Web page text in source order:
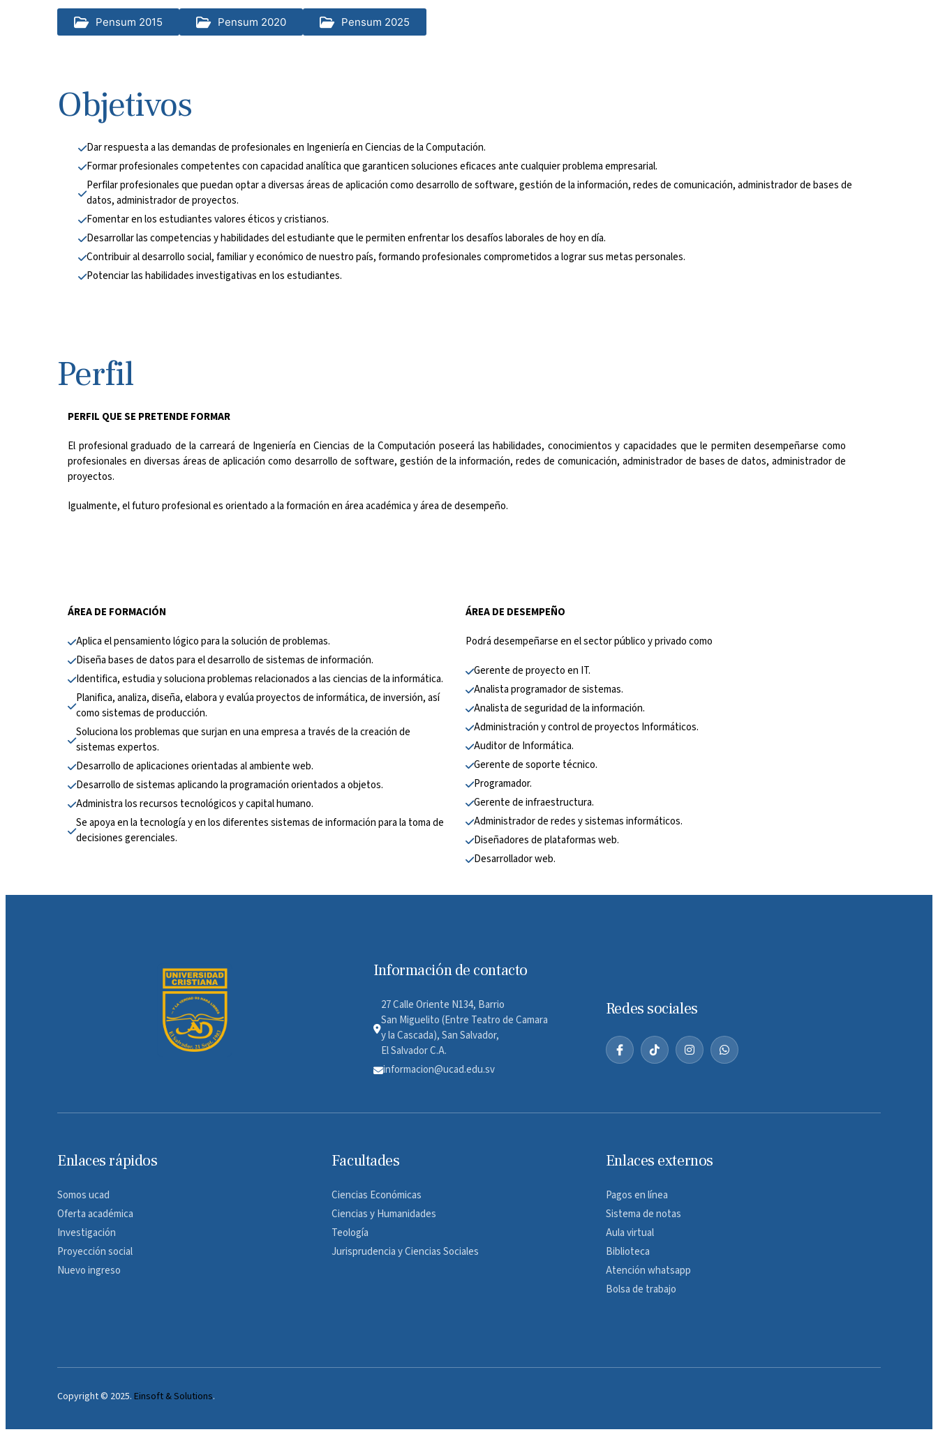
Pensum 2015 Pensum 2020 Pensum 2025
Objetivos
Dar respuesta a las demandas de profesionales en Ingeniería en Ciencias de la Computación.
Formar profesionales competentes con capacidad analítica que garanticen soluciones eficaces ante cualquier problema empresarial.
Perfilar profesionales que puedan optar a diversas áreas de aplicación como desarrollo de software, gestión de la información, redes de comunicación, administrador de bases de
datos, administrador de proyectos.
Fomentar en los estudiantes valores éticos y cristianos.
Desarrollar las competencias y habilidades del estudiante que le permiten enfrentar los desafíos laborales de hoy en día.
Contribuir al desarrollo social, familiar y económico de nuestro país, formando profesionales comprometidos a lograr sus metas personales.
Potenciar las habilidades investigativas en los estudiantes.
Perfil
PERFIL QUE SE PRETENDE FORMAR
El profesional graduado de la carreará de Ingeniería en Ciencias de la Computación poseerá las habilidades, conocimientos y capacidades que le permiten desempeñarse como
profesionales en diversas áreas de aplicación como desarrollo de software, gestión de la información, redes de comunicación, administrador de bases de datos, administrador de
proyectos.
Igualmente, el futuro profesional es orientado a la formación en área académica y área de desempeño.
ÁREA DE FORMACIÓN
Aplica el pensamiento lógico para la solución de problemas.
Diseña bases de datos para el desarrollo de sistemas de información.
Identifica, estudia y soluciona problemas relacionados a las ciencias de la informática.
Planifica, analiza, diseña, elabora y evalúa proyectos de informática, de inversión, así
como sistemas de producción.
Soluciona los problemas que surjan en una empresa a través de la creación de
sistemas expertos.
Desarrollo de aplicaciones orientadas al ambiente web.
Desarrollo de sistemas aplicando la programación orientados a objetos.
Administra los recursos tecnológicos y capital humano.
Se apoya en la tecnología y en los diferentes sistemas de información para la toma de
decisiones gerenciales.
ÁREA DE DESEMPEÑO
Podrá desempeñarse en el sector público y privado como
Gerente de proyecto en IT.
Analista programador de sistemas.
Analista de seguridad de la información.
Administración y control de proyectos Informáticos.
Auditor de Informática.
Gerente de soporte técnico.
Programador.
Gerente de infraestructura.
Administrador de redes y sistemas informáticos.
Diseñadores de plataformas web.
Desarrollador web.
Información de contacto
27 Calle Oriente N134, Barrio
San Miguelito (Entre Teatro de Camara
y la Cascada), San Salvador,
El Salvador C.A.
informacion@ucad.edu.sv
Redes sociales
Enlaces rápidos
Somos ucad
Oferta académica
Investigación
Proyección social
Nuevo ingreso
Facultades
Ciencias Económicas
Ciencias y Humanidades
Teología
Jurisprudencia y Ciencias Sociales
Enlaces externos
Pagos en línea
Sistema de notas
Aula virtual
Biblioteca
Atención whatsapp
Bolsa de trabajo
Copyright © 2025. Einsoft & Solutions.